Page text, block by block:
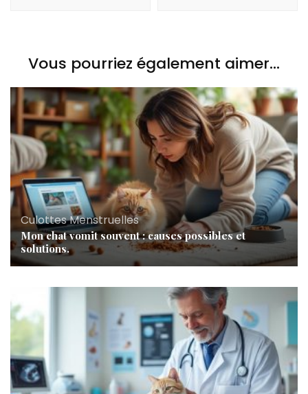
Vous pourriez également aimer...
Culottes Menstruelles
Mon chat vomit souvent : causes possibles et
solutions.